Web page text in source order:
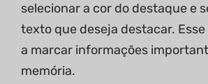
selecionar a cor do destaque e
texto que deseja destacar.
a marcar informações
memória.